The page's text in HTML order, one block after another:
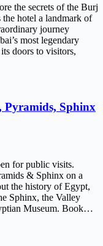
the secrets of the Burj
hotel a landmark of
journey
most legendary
doors to visitors,
Sphinx
for public visits.
& Sphinx on a
the history of Egypt,
Sphinx, the Valley
Museum. Book…